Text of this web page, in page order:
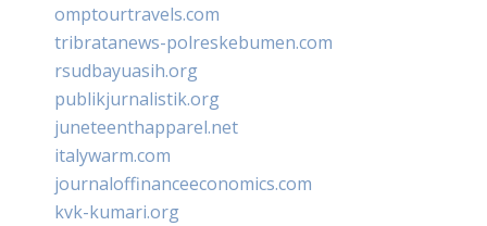
omptourtravels.com
tribratanews-polreskebumen.com
rsudbayuasih.org
publikjurnalistik.org
juneteenthapparel.net
italywarm.com
journaloffinanceeconomics.com
kvk-kumari.org